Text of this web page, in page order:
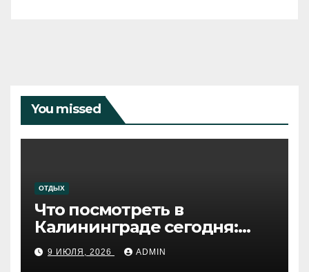
You missed
ОТДЫХ
Что посмотреть в
Калининграде сегодня:
путеводитель по самому
западному городу России
9 ИЮЛЯ, 2026 ADMIN